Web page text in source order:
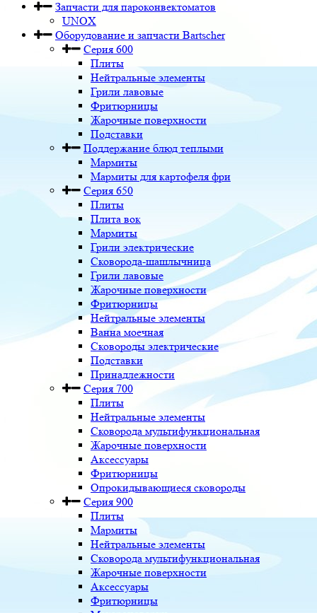
Запчасти для пароконвектоматов
UNOX
Оборудование и запчасти Bartscher
Серия 600
Плиты
Нейтральные элементы
Грили лавовые
Фритюрницы
Жарочные поверхности
Подставки
Поддержание блюд теплыми
Мармиты
Мармиты для картофеля фри
Серия 650
Плиты
Плита вок
Мармиты
Грили электрические
Сковорода-шашлычница
Грили лавовые
Жарочные поверхности
Фритюрницы
Нейтральные элементы
Ванна моечная
Сковороды электрические
Подставки
Принадлежности
Серия 700
Плиты
Нейтральные элементы
Сковорода мультифункциональная
Жарочные поверхности
Аксессуары
Фритюрницы
Опрокидывающиеся сковороды
Серия 900
Плиты
Мармиты
Нейтральные элементы
Сковорода мультифункциональная
Жарочные поверхности
Аксессуары
Фритюрницы